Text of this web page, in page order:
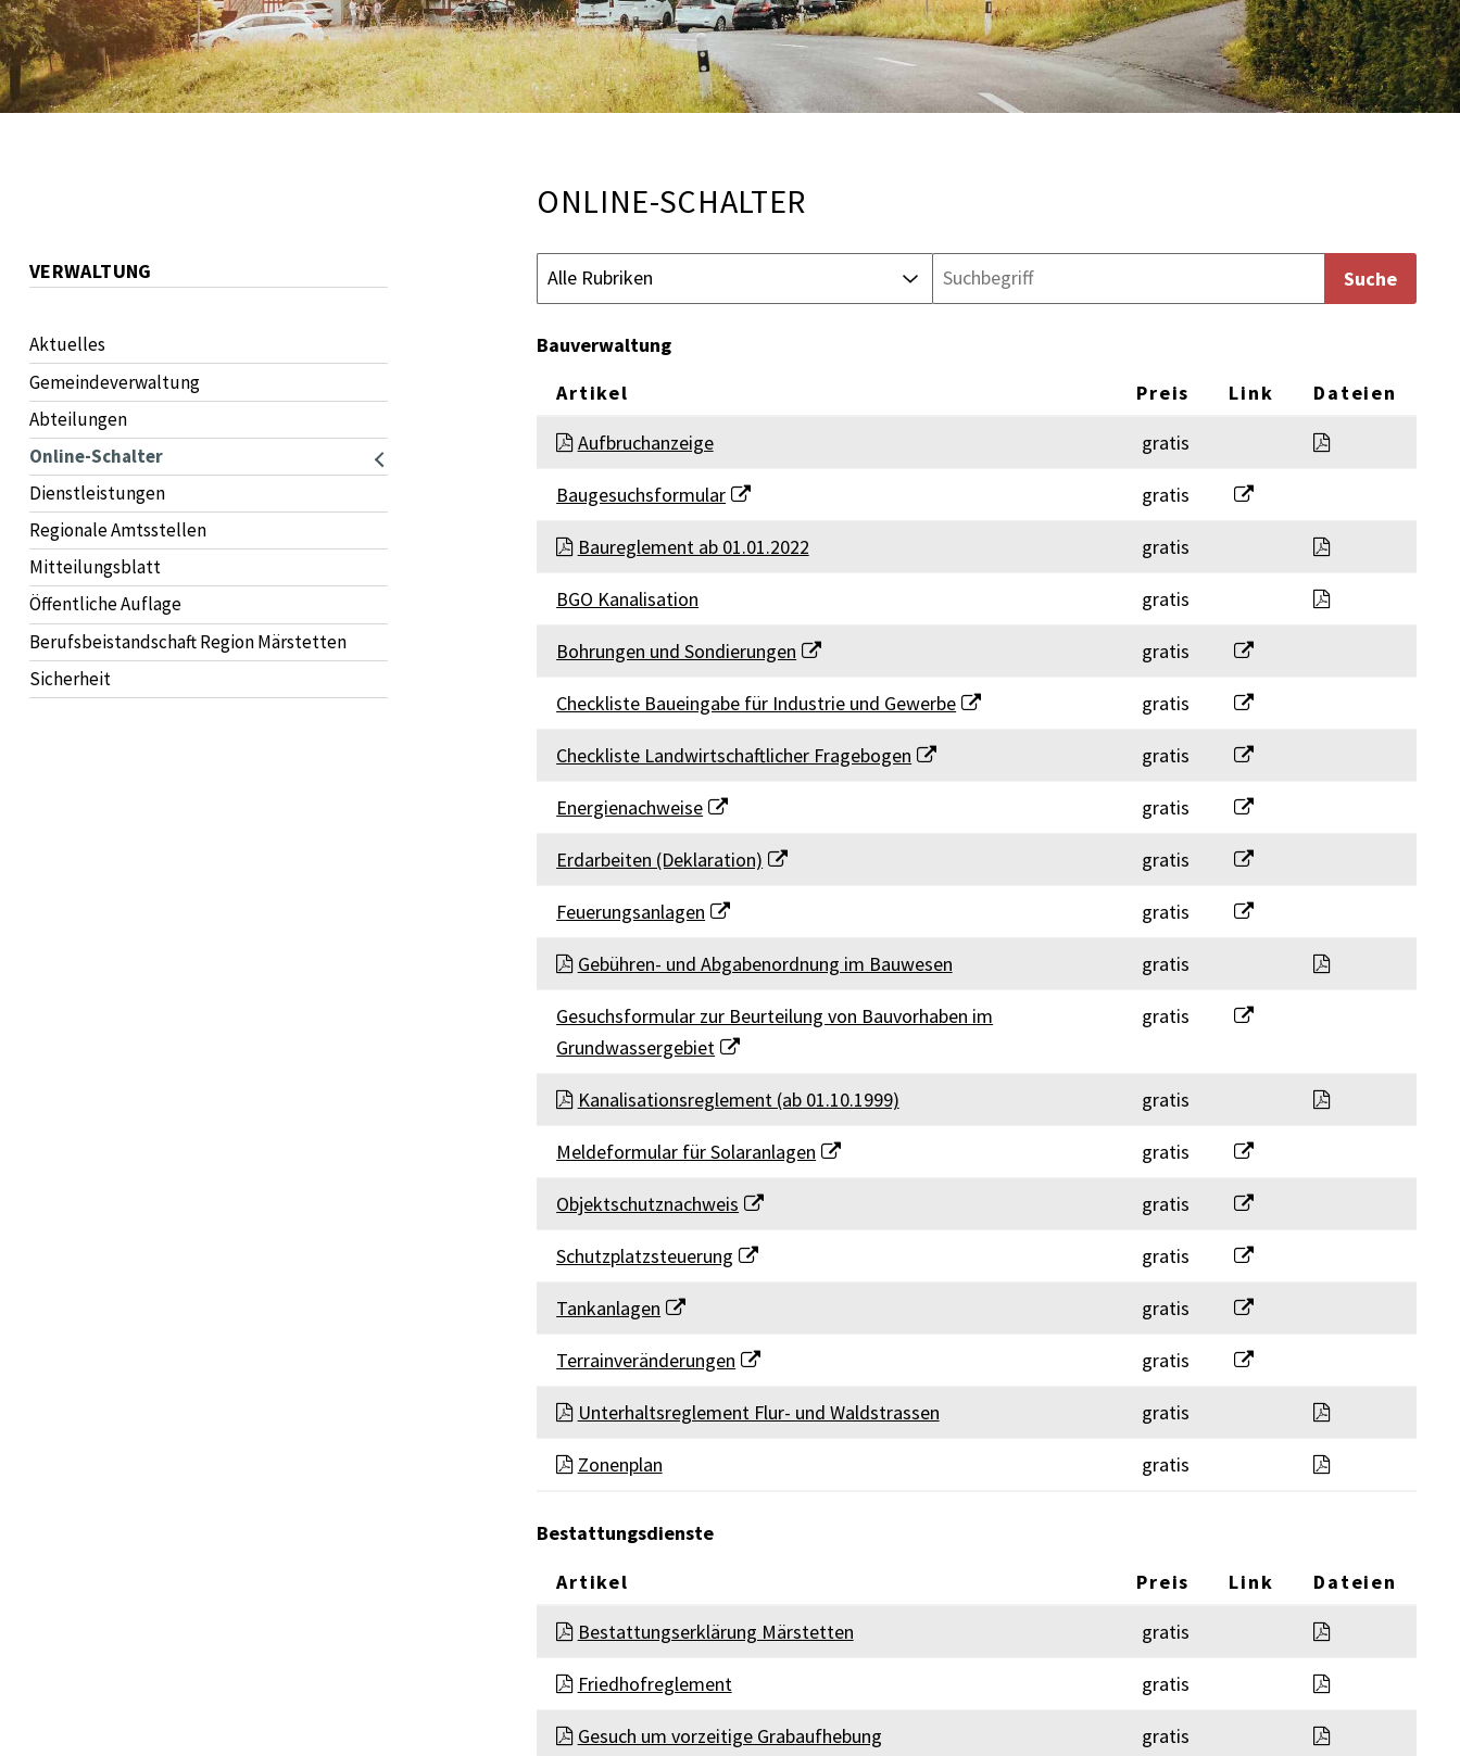
VERWALTUNG
Aktuelles
Gemeindeverwaltung
Abteilungen
Online-Schalter
Dienstleistungen
Regionale Amtsstellen
Mitteilungsblatt
Öffentliche Auflage
Berufsbeistandschaft Region Märstetten
Sicherheit
ONLINE-SCHALTER
Rubrik auswählen
Produktsuche
Suche
Bauverwaltung
BAUVERWALTUNG
Artikel Preis Link
Dateien
Aufbruchanzeige
gratis
Baugesuchsformular gratis Baugesuchsformular
Baureglement ab 01.01.2022 gratis
BGO Kanalisation gratis
Bohrungen und Sondierungen gratis Bohrungen und
Checkliste Baueingabe für Industrie und Gewerbe gratis Checkliste Baueingabe für
Checkliste Landwirtschaftlicher Fragebogen gratis Checkliste
Energienachweise gratis Energienachweise
Erdarbeiten (Deklaration) gratis Erdarbeiten (Deklaration)
Feuerungsanlagen gratis Feuerungsanlagen
Gebühren- und Abgabenordnung im Bauwesen gratis
Gesuchsformular zur Beurteilung von Bauvorhaben im
Grundwassergebiet
gratis Gesuchsformular zur
Kanalisationsreglement (ab 01.10.1999) gratis
Meldeformular für Solaranlagen gratis Meldeformular für
Objektschutznachweis gratis Objektschutznachweis
Schutzplatzsteuerung gratis Schutzplatzsteuerung
Tankanlagen gratis Tankanlagen
Terrainveränderungen gratis Terrainveränderungen
Unterhaltsreglement Flur- und Waldstrassen gratis
Zonenplan gratis
Bestattungsdienste
BESTATTUNGSDIENSTE
Artikel Preis Link
Dateien
Bestattungserklärung Märstetten
gratis
Friedhofreglement gratis
Gesuch um vorzeitige Grabaufhebung gratis